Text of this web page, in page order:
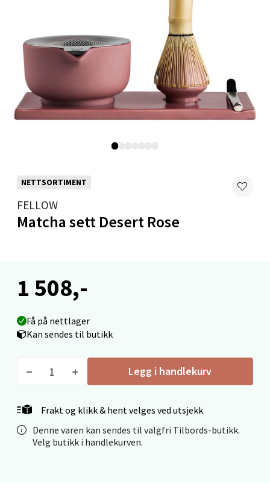
NETTSORTIMENT
FELLOW
Matcha sett Desert Rose
1 508,-
Få på nettlager
Kan sendes til butikk
Legg i handlekurv
Frakt og klikk & hent velges ved utsjekk
Denne varen kan sendes til valgfri Tilbords-butikk.
Velg butikk i handlekurven.
Mandal - Alti Mandal
Fridtjof Nansensgate 22, 8622 Mo i Rana
Åpent i dag 09-19
0 i butikk
Ålesund - Thon Senter Moa
Langelandsvegen 25, 6010 Ålesund